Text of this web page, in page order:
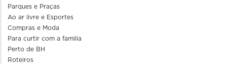
Parques e Praças
Ao ar livre e Esportes
Compras e Moda
Para curtir com a familia
Perto de BH
Roteiros